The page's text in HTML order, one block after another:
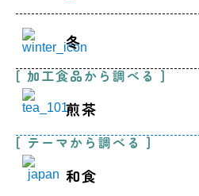
冬
[ 加工食品から調べる ]
煎茶
[ テーマから調べる ]
和食